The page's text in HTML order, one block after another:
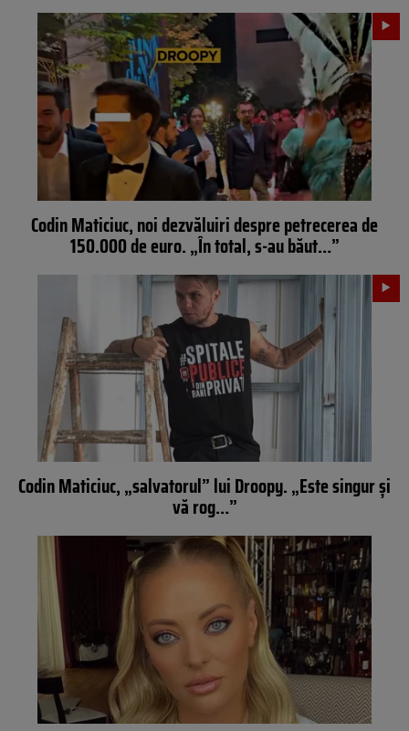
Codin Maticiuc, noi dezvăluiri despre petrecerea de
150.000 de euro. „În total, s-au băut…”
Codin Maticiuc, „salvatorul” lui Droopy. „Este singur și
vă rog…”